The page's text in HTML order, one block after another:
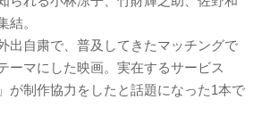
結。
出自粛で、普及してきたマッチングで
ーマにした映画。実在するサービス
が制作協力をしたと話題になった1本で